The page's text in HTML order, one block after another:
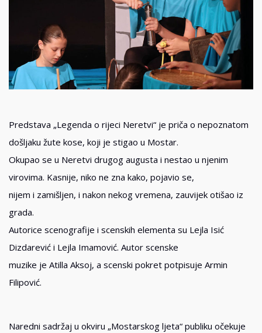
Predstava „Legenda o rijeci Neretvi“ je priča o nepoznatom
došljaku žute kose, koji je stigao u Mostar.
Okupao se u Neretvi drugog augusta i nestao u njenim
virovima. Kasnije, niko ne zna kako, pojavio se,
nijem i zamišljen, i nakon nekog vremena, zauvijek otišao iz
grada.
Autorice scenografije i scenskih elementa su Lejla Isić
Dizdarević i Lejla Imamović. Autor scenske
muzike je Atilla Aksoj, a scenski pokret potpisuje Armin
Filipović.
Naredni sadržaj u okviru „Mostarskog ljeta“ publiku očekuje